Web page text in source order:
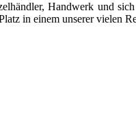
Handwerk und
in einem unserer vielen